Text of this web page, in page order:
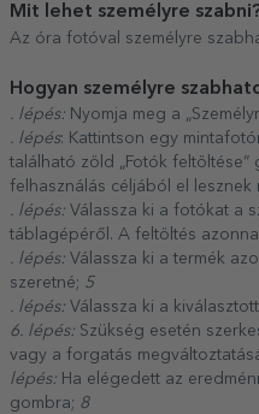
Mit lehet személyre
Az óra fotóval személyre
Hogyan személyre
. lépés: Nyomja meg a
. lépés: Kattintson egy
található zöld „Fotók
felhasználás céljából el lesznek
. lépés: Válassza ki a fotókat a
táblagépéről. A feltöltés
. lépés: Válassza ki a termék
szeretné; 5
. lépés: Válassza ki a
6. lépés: Szükség esetén
vagy a forgatás
lépés: Ha elégedett az
gombra; 8